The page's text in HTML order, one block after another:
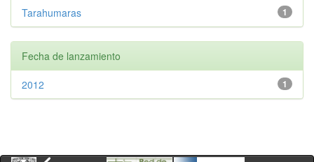
1
Tarahumaras
Fecha de lanzamiento
1
2012